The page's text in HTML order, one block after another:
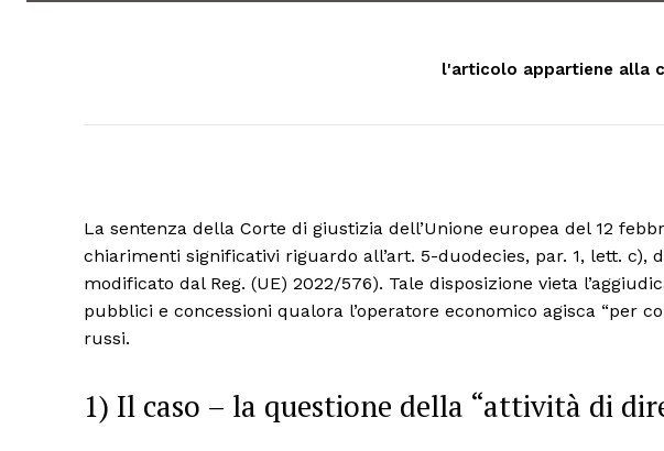
l'articolo appartiene alla
La sentenza della Corte di giustizia dell’Unione europea del 12
chiarimenti significativi riguardo all’art. 5-duodecies, par. 1, lett. c),
modificato dal Reg. (UE) 2022/576). Tale disposizione vieta
pubblici e concessioni qualora l’operatore economico agisca “per
russi.
1) Il caso – la questione della “attività di